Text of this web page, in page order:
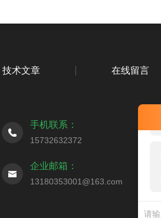
技术文章 在线留言
手机联系：
15732632372
企业邮箱：
13180353001@163.com